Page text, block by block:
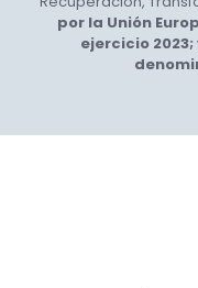
por la Unión
ejercicio